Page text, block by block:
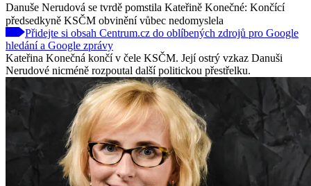
Danuše Nerudová se tvrdě pomstila Kateřině Konečné: Končící
předsedkyně KSČM obvinění vůbec nedomyslela
Přidejte si obsah Centrum.cz do oblíbených zdrojů pro Google
hledání a Google zprávy
Kateřina Konečná končí v čele KSČM. Její ostrý vzkaz Danuši
Nerudové nicméně rozpoutal další politickou přestřelku.